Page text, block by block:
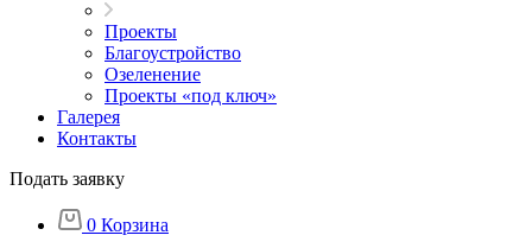
Проекты
Благоустройство
Озеленение
Проекты «под ключ»
Галерея
Контакты
Подать заявку
0 Корзина